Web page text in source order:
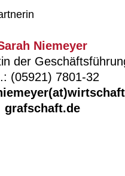
Niemeyer
der
(05921) 7801-32
grafschaft.de